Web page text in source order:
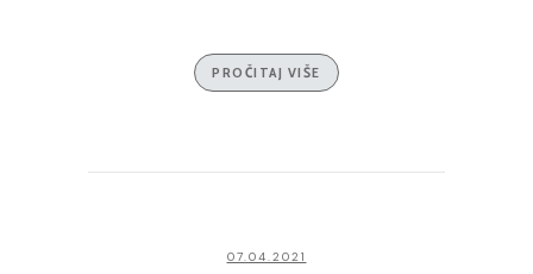
PROČITAJ VIŠE
07.04.2021